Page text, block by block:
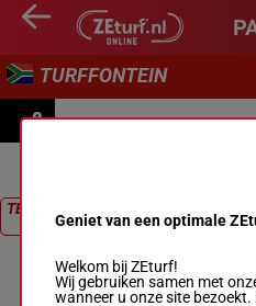
TURFFONTEIN
8
PRIX VELVET GREEN FM 96
TERUG NAAR
RACEGeniet van een optimale
Welkom bij ZEturf!
Wij gebruiken samen met
wanneer u onze site